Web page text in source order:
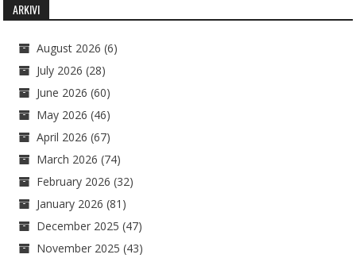
ARKIVI
August 2026 (6)
July 2026 (28)
June 2026 (60)
May 2026 (46)
April 2026 (67)
March 2026 (74)
February 2026 (32)
January 2026 (81)
December 2025 (47)
November 2025 (43)